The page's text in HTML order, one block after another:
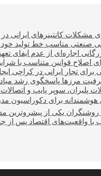
مشکلات کانتینرهای ایرانی
مناسب خط تولید خود
قوانین متناسب با
برای تجار ایرانی در کراچی
ظرفیت مرزها پاسخگوی رشد
پلیران، سوپر پایپ و
هوشمندانه برای دکوراسیون
روشنگران یکی از
با واقعیت‌های اقتصاد پس از